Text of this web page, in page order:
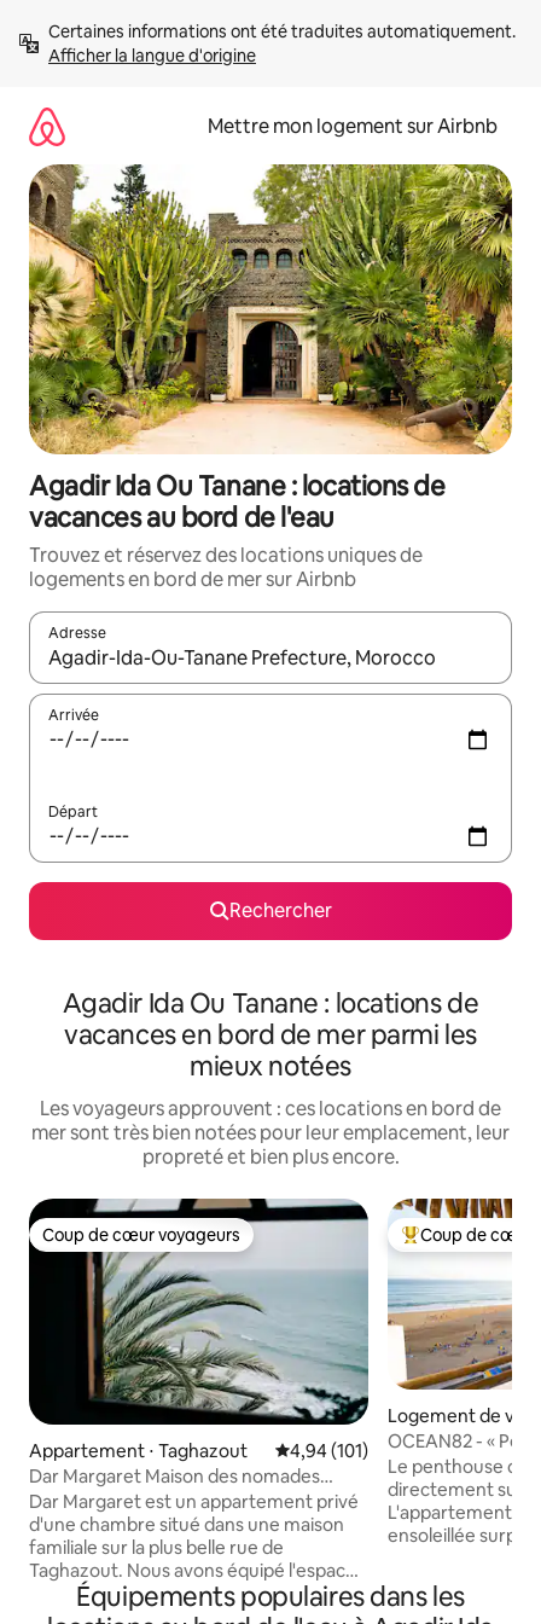
directement
Afficher la langue d'origine
Mettre mon logement sur Airbnb
Agadir Ida Ou Tanane : locations de
vacances au bord de l'eau
Trouvez et réservez des locations uniques de
logements en bord de mer sur Airbnb
Adresse
Lorsque les résultats s'affichent, utilisez les flèches vers le
Arrivée
Départ
Rechercher
Agadir Ida Ou Tanane : locations de
vacances en bord de mer parmi les
mieux notées
Les voyageurs approuvent : ces locations en bord de
mer sont très bien notées pour leur emplacement, leur
propreté et bien plus encore.
Coup de cœur voyageurs
Coup de cœur voyageurs
Appartement ⋅ Taghazout Évaluation moyenne sur la
4,94 (101)
Dar Margaret Maison des nomades
numériques
Dar Margaret est un appartement privé
d'une chambre situé dans une maison
familiale sur la plus belle rue de
Taghazout. Nous avons équipé l'espace
de conforts rarement trouvés dans
d'autres propriétés de location à
Coups de cœur
Coup de cœur
Logement de
ghazout
OCEAN82 - «
sur la plage
Le penthouse
directement sur
L'appartement
ensoleillée
king-size,
dans la cuisine
Équipements populaires dans les